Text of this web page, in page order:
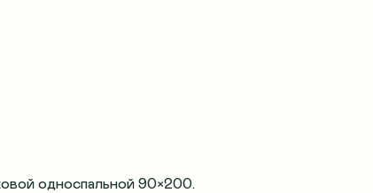
односпальной 90×200.